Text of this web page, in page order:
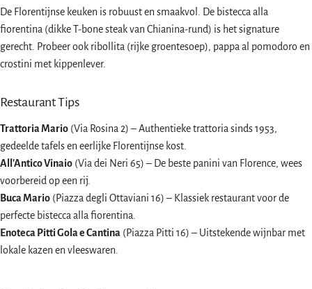
De Florentijnse keuken is robuust en smaakvol. De bistecca alla
fiorentina (dikke T-bone steak van Chianina-rund) is het signature
gerecht. Probeer ook ribollita (rijke groentesoep), pappa al pomodoro en
crostini met kippenlever.
Restaurant Tips
Trattoria Mario (Via Rosina 2) – Authentieke trattoria sinds 1953,
gedeelde tafels en eerlijke Florentijnse kost.
All'Antico Vinaio (Via dei Neri 65) – De beste panini van Florence, wees
voorbereid op een rij.
Buca Mario (Piazza degli Ottaviani 16) – Klassiek restaurant voor de
perfecte bistecca alla fiorentina.
Enoteca Pitti Gola e Cantina (Piazza Pitti 16) – Uitstekende wijnbar met
lokale kazen en vleeswaren.